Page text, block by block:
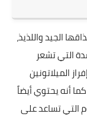
الجيد واللذيذ،
التي تشعر
الميلاتونين
أنه يحتوي أيضاً
التي تساعد على